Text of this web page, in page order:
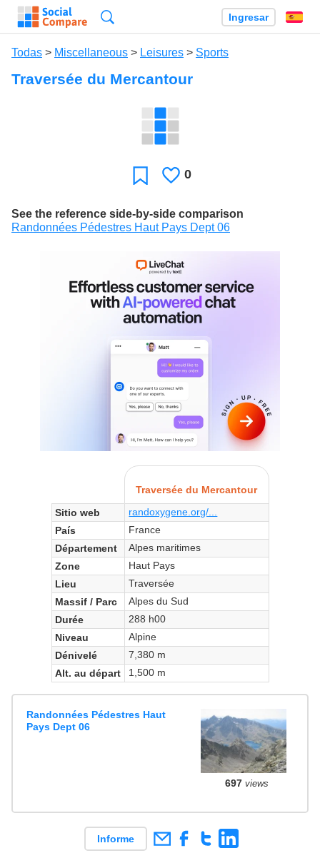
Ingresar
Todas > Miscellaneous > Leisures > Sports
Traversée du Mercantour
Favoritos
Le
0
See the reference side-by-side comparison
Randonnées Pédestres Haut Pays Dept 06
Traversée du Mercantour
Sitio web
randoxygene.org/...
País
France
Département
Alpes maritimes
Zone
Haut Pays
Lieu
Traversée
Massif / Parc
Alpes du Sud
Durée
288 h00
Niveau
Alpine
Dénivelé
7,380 m
Alt. au départ
1,500 m
Randonnées Pédestres Haut
Pays Dept 06
697views
Informe